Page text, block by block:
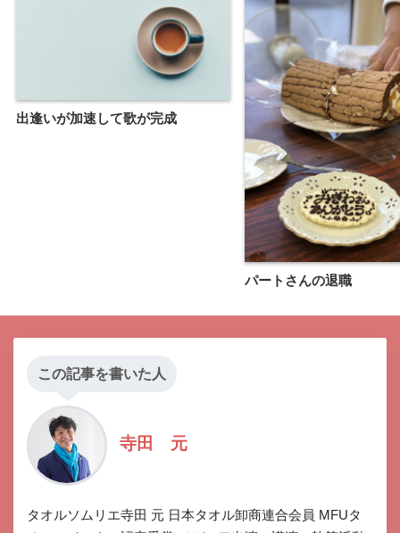
出逢いが加速して歌が完成
パートさんの退職
この記事を書いた人
寺田 元
タオルソムリエ寺田 元 日本タオル卸商連合会員 MFUタ